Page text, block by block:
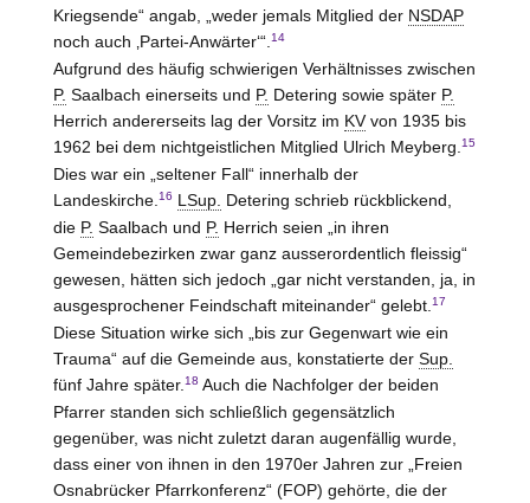
Kriegsende“ angab, „weder jemals Mitglied der NSDAP
noch auch ‚Partei-Anwärter‘“.14
Aufgrund des häufig schwierigen Verhältnisses zwischen
P. Saalbach einerseits und P. Detering sowie später P.
Herrich andererseits lag der Vorsitz im KVvon 1935 bis
1962 bei dem nichtgeistlichen Mitglied Ulrich Meyberg.15
Dies war ein „seltener Fall“ innerhalb der
Landeskirche.16 LSup. Detering schrieb rückblickend,
die P. Saalbach und P. Herrich seien „in ihren
Gemeindebezirken zwar ganz ausserordentlich fleissig“
gewesen, hätten sich jedoch „gar nicht verstanden, ja, in
ausgesprochener Feindschaft miteinander“ gelebt.17
Diese Situation wirke sich „bis zur Gegenwart wie ein
Trauma“ auf die Gemeinde aus, konstatierte der Sup.
fünf Jahre später.18 Auch die Nachfolger der beiden
Pfarrer standen sich schließlich gegensätzlich
gegenüber, was nicht zuletzt daran augenfällig wurde,
dass einer von ihnen in den 1970er Jahren zur „Freien
Osnabrücker Pfarrkonferenz“ (FOP) gehörte, die der